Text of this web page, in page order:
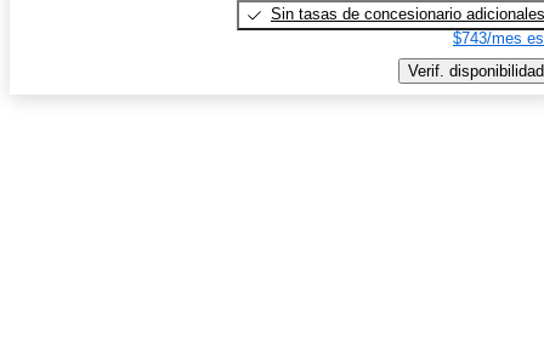
Sin tasas de concesionario adicionales
$743/mes
Verif. disponibilidad